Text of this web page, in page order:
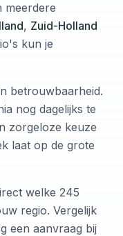
meerdere
, Zuid-Holland
kun je
betrouwbaarheid.
nog dagelijks te
zorgeloze keuze
laat op de grote
welke 245
regio. Vergelijk
een aanvraag bij